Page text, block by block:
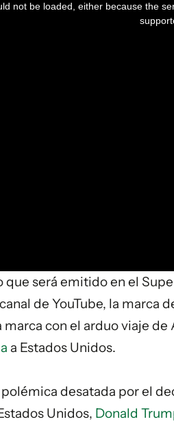
not be loaded, either because the
que será emitido en el
de YouTube, la marca
con el arduo viaje
a Estados Unidos.
desatada por el
Unidos, Donald